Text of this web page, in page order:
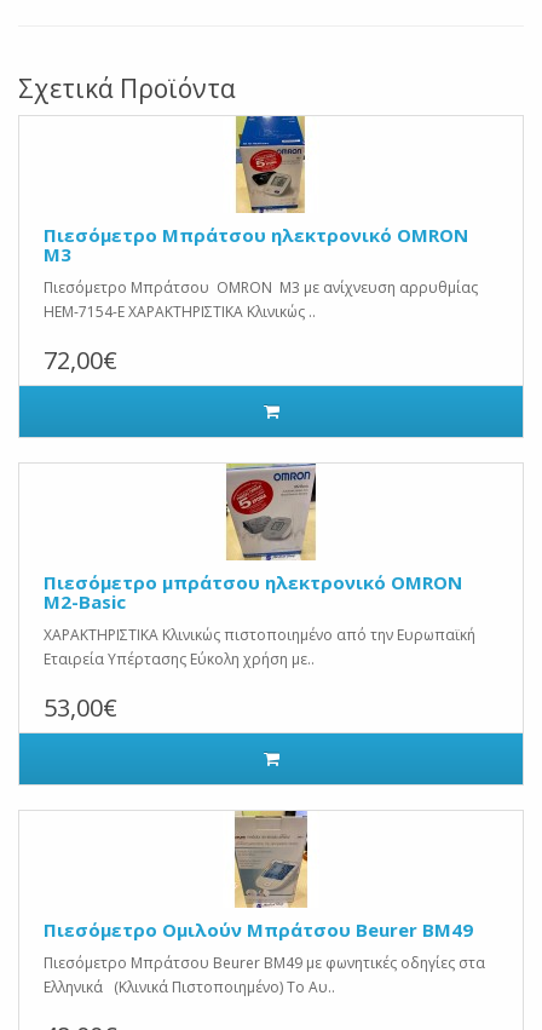
Σχετικά Προϊόντα
Πιεσόμετρο Μπράτσου ηλεκτρονικό OMRON
M3
Πιεσόμετρο Μπράτσου OMRON Μ3 με ανίχνευση αρρυθμίας
HEM-7154-E ΧΑΡΑΚΤΗΡΙΣΤΙΚΑ Κλινικώς ..
72,00€
Πιεσόμετρο μπράτσου ηλεκτρονικό OMRON
M2-Basic
ΧΑΡΑΚΤΗΡΙΣΤΙΚΑ Κλινικώς πιστοποιημένο από την Ευρωπαϊκή
Εταιρεία Υπέρτασης Εύκολη χρήση με..
53,00€
Πιεσόμετρο Ομιλούν Μπράτσου Beurer BM49
Πιεσόμετρο Μπράτσου Beurer BM49 με φωνητικές οδηγίες στα
Ελληνικά (Κλινικά Πιστοποιημένο) Το Αυ..